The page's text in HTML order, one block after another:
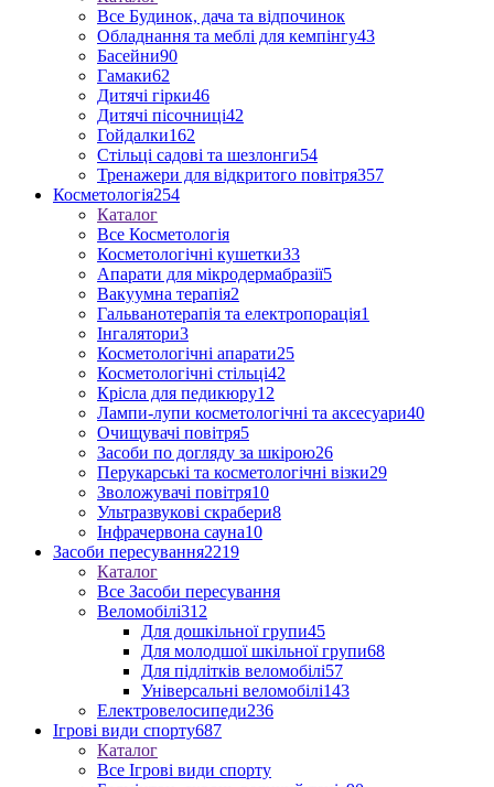
Все Будинок, дача та відпочинок
Обладнання та меблі для кемпінгу43
Басейни90
Гамаки62
Дитячі гірки46
Дитячі пісочниці42
Гойдалки162
Стільці садові та шезлонги54
Тренажери для відкритого повітря357
Косметологія254
Каталог
Все Косметологія
Косметологічні кушетки33
Апарати для мікродермабразії5
Вакуумна терапія2
Гальванотерапія та електропорація1
Інгалятори3
Косметологічні апарати25
Косметологічні стільці42
Крісла для педикюру12
Лампи-лупи косметологічні та аксесуари40
Очищувачі повітря5
Засоби по догляду за шкірою26
Перукарські та косметологічні візки29
Зволожувачі повітря10
Ультразвукові скрабери8
Інфрачервона сауна10
Засоби пересування2219
Каталог
Все Засоби пересування
Веломобілі312
Для дошкільної групи45
Для молодшої шкільної групи68
Для підлітків веломобілі57
Універсальні веломобілі143
Електровелосипеди236
Ігрові види спорту687
Каталог
Все Ігрові види спорту